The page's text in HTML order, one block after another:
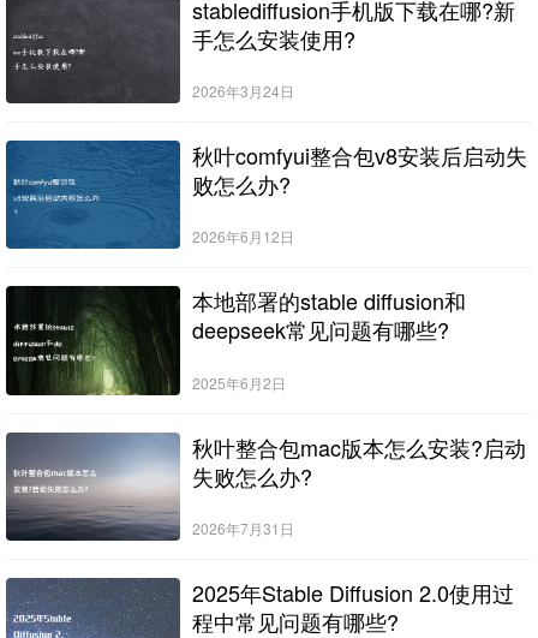
stablediffusion手机版下载在哪?新
手怎么安装使用?
2026年3月24日
秋叶comfyui整合包v8安装后启动失
败怎么办?
2026年6月12日
本地部署的stable diffusion和
deepseek常见问题有哪些?
2025年6月2日
秋叶整合包mac版本怎么安装?启动
失败怎么办?
2026年7月31日
2025年Stable Diffusion 2.0使用过
程中常见问题有哪些?